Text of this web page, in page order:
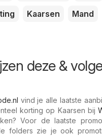
Kaarsen
Mand
deze &
vind je alle laatste
korting op Kaarsen bij
Voor de laatste
folders zie je ook